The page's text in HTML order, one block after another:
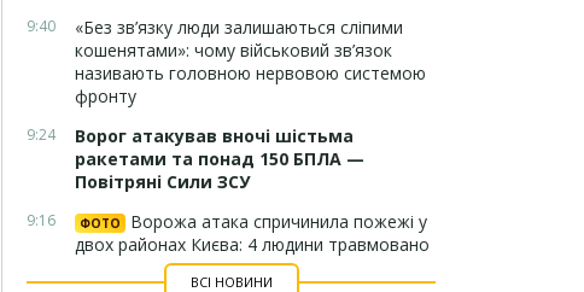
9:40
«Без зв’язку люди залишаються сліпими
кошенятами»: чому військовий зв’язок
називають головною нервовою системою
фронту
9:24
Ворог атакував вночі шістьма
ракетами та понад 150 БПЛА —
Повітряні Сили ЗСУ
9:16 ФОТО
Ворожа атака спричинила пожежі у
двох районах Києва: 4 людини травмовано
ВСІ НОВИНИ